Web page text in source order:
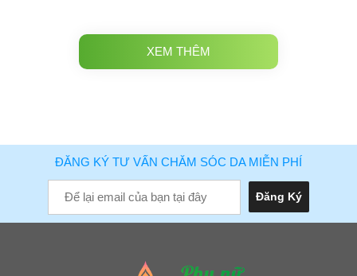
XEM THÊM
ĐĂNG KÝ TƯ VẤN CHĂM SÓC DA MIỄN PHÍ